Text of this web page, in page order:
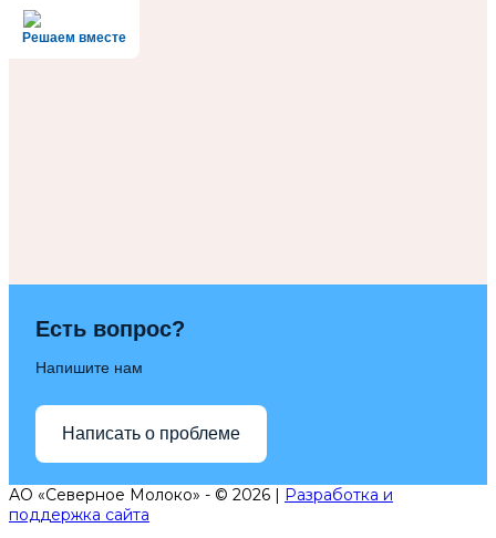
Решаем вместе
Есть вопрос?
Напишите нам
Написать о проблеме
АО «Северное Молоко» - © 2026 | Разработка и
поддержка сайта